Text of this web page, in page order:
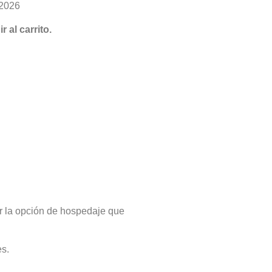
al carrito.
la opción de hospedaje que